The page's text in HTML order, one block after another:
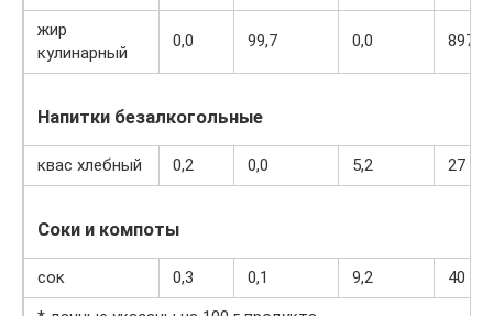
жир
кулинарный
0,0 99,7 0,0 897
Напитки безалкогольные
квас хлебный 0,2 0,0 5,2 27
Соки и компоты
сок 0,3 0,1 9,2
40